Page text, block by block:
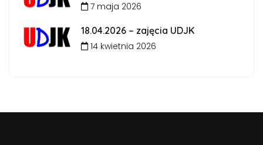
7 maja 2026
18.04.2026 – zajęcia UDJK
14 kwietnia 2026